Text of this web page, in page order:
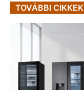
TOVÁBBI CIKKEK